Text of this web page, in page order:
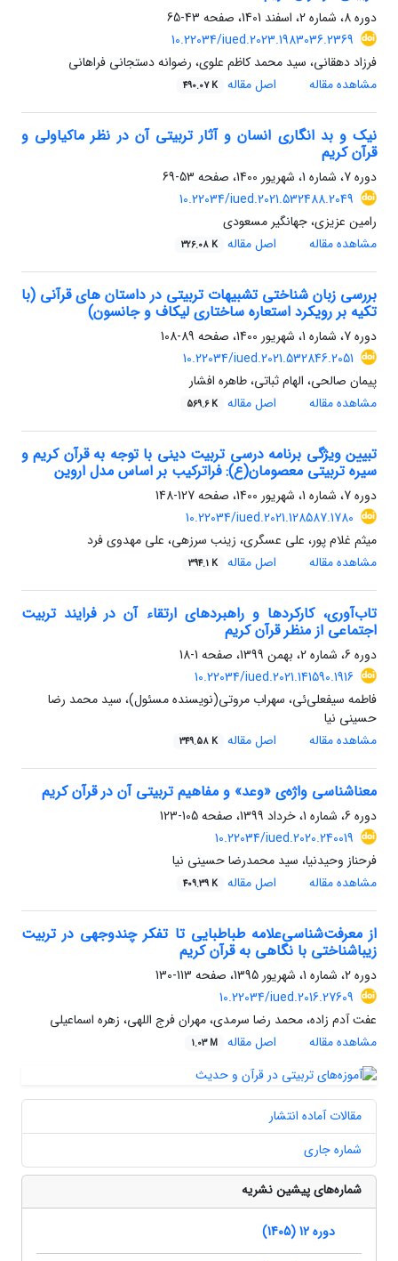
دوره 8، شماره 2، اسفند 1401، صفحه
43-65
10.22034/iued.2023.1983036.2369
فرزاد دهقانی، سید محمد کاظم علوی، رضوانه دستجانی فراهانی
مشاهده مقاله
اصل مقاله 490.07 K
نیک و بد انگاری انسان و آثار تربیتی آن در نظر ماکیاولی و
قرآن کریم
دوره 7، شماره 1، شهریور 1400، صفحه
53-69
10.22034/iued.2021.532488.2049
رامین عزیزی، جهانگیر مسعودی
مشاهده مقاله
اصل مقاله 326.08 K
بررسی زبان شناختی تشبیهات تربیتی در داستان های قرآنی (با
تکیه بر رویکرد استعاره ساختاری لیکاف و جانسون)
دوره 7، شماره 1، شهریور 1400، صفحه
89-108
10.22034/iued.2021.532846.2051
پیمان صالحی، الهام ثباتی، طاهره افشار
مشاهده مقاله
اصل مقاله 569.6 K
تبیین ویژگی برنامه درسی تربیت دینی با توجه به قرآن کریم و
سیره تربیتی معصومان(ع): فراترکیب بر اساس مدل اروین
دوره 7، شماره 1، شهریور 1400، صفحه
127-148
10.22034/iued.2021.128587.1780
میثم غلام پور، علی عسگری، زینب سرزهی، علی مهدوی فرد
مشاهده مقاله
اصل مقاله 394.1 K
تاب‌آوری، کارکردها و راهبردهای ارتقاء آن در فرایند تربیت
اجتماعی از منظر قرآن کریم
دوره 6، شماره 2، بهمن 1399، صفحه
1-18
10.22034/iued.2021.141590.1916
فاطمه سیفعلی‌ئی، سهراب مروتی(نویسنده مسئول)، سید محمد رضا
حسینی نیا
مشاهده مقاله
اصل مقاله 349.58 K
معناشناسی واژه‌‌ی «وعد» و مفاهیم تربیتی آن در قرآن کریم
دوره 6، شماره 1، خرداد 1399، صفحه
105-123
10.22034/iued.2020.240019
فرحناز وحیدنیا، سید محمدرضا حسینی نیا
مشاهده مقاله
اصل مقاله 409.39 K
از معرفت‌شناسی‌‌علامه طباطبایی تا تفکر چند‌وجهی در تربیت
زیبا‌شناختی با نگاهی به قرآن کریم
دوره 2، شماره 1، شهریور 1395، صفحه
113-130
10.22034/iued.2016.27609
عفت آدم زاده، محمد رضا سرمدی، مهران فرج اللهی، زهره اسماعیلی
مشاهده مقاله
اصل مقاله 1.03 M
مقالات آماده انتشار
شماره جاری
شماره‌های پیشین نشریه
دوره 12 (1405)